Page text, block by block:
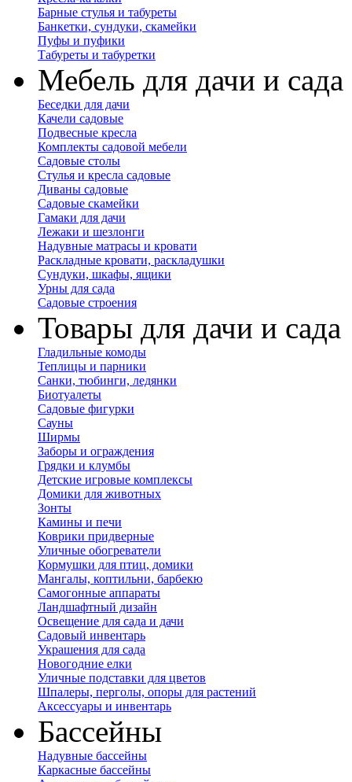
Барные стулья и табуреты
Банкетки, сундуки, скамейки
Пуфы и пуфики
Табуреты и табуретки
Мебель для дачи и сада
Беседки для дачи
Качели садовые
Подвесные кресла
Комплекты садовой мебели
Садовые столы
Стулья и кресла садовые
Диваны садовые
Садовые скамейки
Гамаки для дачи
Лежаки и шезлонги
Надувные матрасы и кровати
Раскладные кровати, раскладушки
Сундуки, шкафы, ящики
Урны для сада
Садовые строения
Товары для дачи и сада
Гладильные комоды
Теплицы и парники
Санки, тюбинги, ледянки
Биотуалеты
Садовые фигурки
Сауны
Ширмы
Заборы и ограждения
Грядки и клумбы
Детские игровые комплексы
Домики для животных
Зонты
Камины и печи
Коврики придверные
Уличные обогреватели
Кормушки для птиц, домики
Мангалы, коптильни, барбекю
Самогонные аппараты
Ландшафтный дизайн
Освещение для сада и дачи
Садовый инвентарь
Украшения для сада
Новогодние елки
Уличные подставки для цветов
Шпалеры, перголы, опоры для растений
Аксессуары и инвентарь
Бассейны
Надувные бассейны
Каркасные бассейны